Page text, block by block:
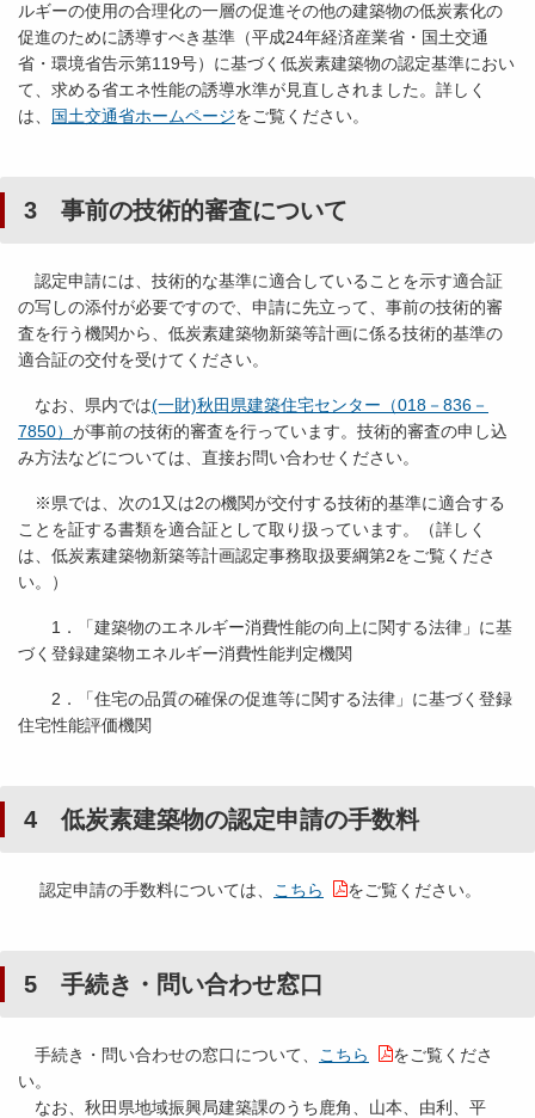
ルギーの使用の合理化の一層の促進その他の建築物の低炭素化の
促進のために誘導すべき基準（平成24年経済産業省・国土交通
省・環境省告示第119号）に基づく低炭素建築物の認定基準におい
て、求める省エネ性能の誘導水準が見直しされました。詳しく
は、 国土交通省ホームページをご覧ください。
3 事前の技術的審査について
認定申請には、技術的な基準に適合していることを示す適合証
の写しの添付が必要ですので、申請に先立って、事前の技術的審
査を行う機関から、低炭素建築物新築等計画に係る技術的基準の
適合証の交付を受けてください。
なお、県内では(一財)秋田県建築住宅センター（018－836－
7850） が事前の技術的審査を行っています。技術的審査の申し込
み方法などについては、直接お問い合わせください。
※県では、次の1又は2の機関が交付する技術的基準に適合する
ことを証する書類を適合証として取り扱っています。（詳しく
は、低炭素建築物新築等計画認定事務取扱要綱第2をご覧くださ
い。）
1．「建築物のエネルギー消費性能の向上に関する法律」に基
づく登録建築物エネルギー消費性能判定機関
2．「住宅の品質の確保の促進等に関する法律」に基づく登録
住宅性能評価機関
4 低炭素建築物の認定申請の手数料
認定申請の手数料については、 こちら をご覧ください。
5 手続き・問い合わせ窓口
手続き・問い合わせの窓口について、 こちら
をご覧くださ
い。
なお、秋田県地域振興局建築課のうち鹿角、山本、由利、平